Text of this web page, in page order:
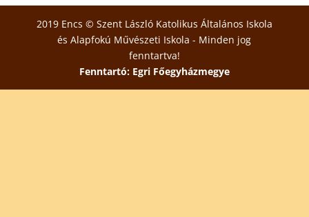
2019 Encs © Szent László Katolikus Általános Iskola
és Alapfokú Művészeti Iskola - Minden jog
fenntartva!
Fenntartó: Egri Főegyházmegye